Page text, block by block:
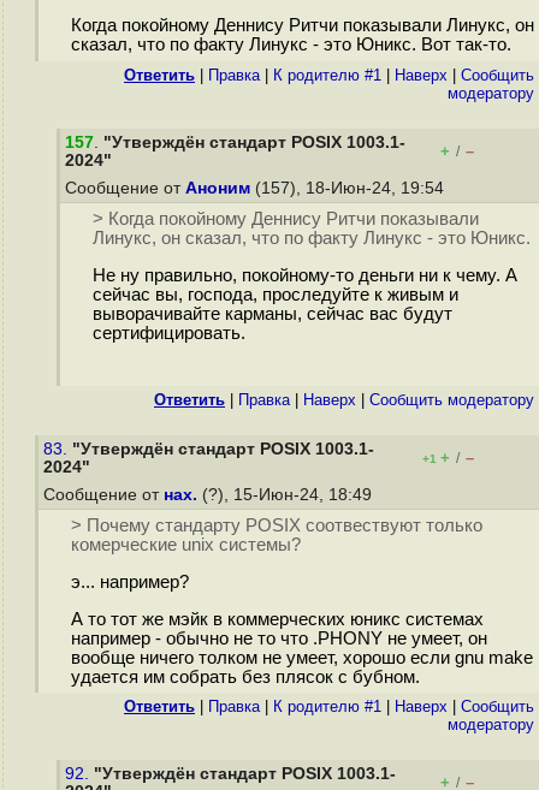
Когда покойному Деннису Ритчи показывали Линукс, он
сказал, что по факту Линукс - это Юникс. Вот так-то.
Ответить Правка| К родителю #1 Наверх
Cообщить
модератору
157. "Утверждён стандарт POSIX 1003.1-
2024"
+ / –
Сообщение от Аноним (157), 18-Июн-24, 19:54
> Когда покойному Деннису Ритчи показывали
Линукс, он сказал, что по факту Линукс - это Юникс.
Не ну правильно, покойному-то деньги ни к чему. А
сейчас вы, господа, проследуйте к живым и
выворачивайте карманы, сейчас вас будут
сертифицировать.
Ответить Правка| Наверх Cообщить модератору
83. "Утверждён стандарт POSIX 1003.1-
2024"
+1 + / –
Сообщение от нах. (?), 15-Июн-24, 18:49
> Почему стандарту POSIX соотвествуют только
комерческие unix системы?
э... например?
А то тот же мэйк в коммерческих юникс системах
например - обычно не то что .PHONY не умеет, он
вообще ничего толком не умеет, хорошо если gnu make
удается им собрать без плясок с бубном.
Ответить Правка| К родителю #1 Наверх
Cообщить
модератору
92. "Утверждён стандарт POSIX 1003.1-
+ / –